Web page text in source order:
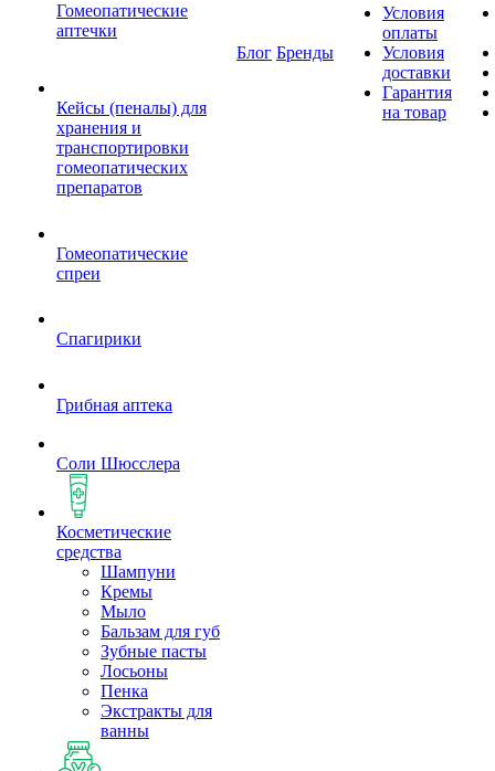
Гомеопатические
аптечки
Кейсы (пеналы) для
хранения и
транспортировки
гомеопатических
препаратов
Гомеопатические
спреи
Спагирики
Грибная аптека
Соли Шюсслера
Косметические
средства
Шампуни
Кремы
Мыло
Бальзам для губ
Зубные пасты
Лосьоны
Пенка
Экстракты для
ванны
Блог Бренды
Условия
оплаты
Условия
доставки
Гарантия
на товар